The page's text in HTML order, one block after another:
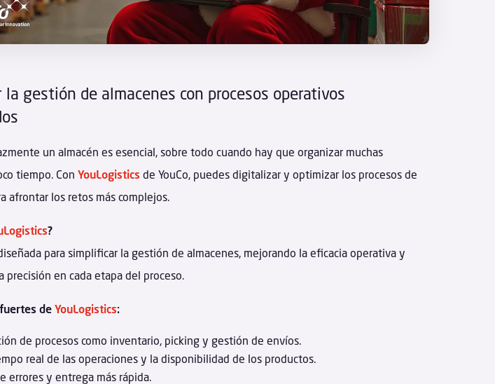
la gestión de almacenes con procesos operativos
un almacén es esencial, sobre todo cuando hay que organizar muchas
tiempo. ConYouLogistics de YouCo, puedes digitalizar y optimizar los procesos de
afrontar los retos más complejos.
?
para simplificar la gestión de almacenes, mejorando la eficacia operativa y
precisión en cada etapa del proceso.
deYouLogistics:
de procesos como inventario, picking y gestión de envíos.
real de las operaciones y la disponibilidad de los productos.
errores y entrega más rápida.